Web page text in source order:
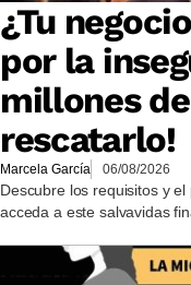
¿Tu
por la
millones
rescatarlo!
Marcela García 06/08/2026
Descubre los requisitos y
acceda a este salvavidas